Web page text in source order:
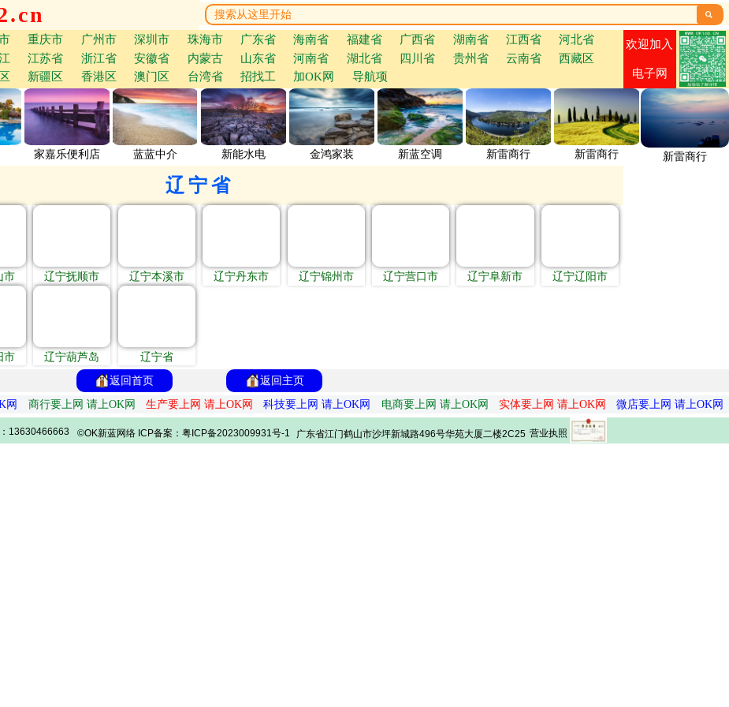

重庆市 广州市 深圳市 珠海市 广东省 海南省 福建省 广西省 湖南省 江西省
河北省
江苏省 浙江省 安徽省 内蒙古 山东省 河南省 湖北省 四川省 贵州省 云南省
西藏区
新疆区 香港区 澳门区 台湾省 招找工 加OK网 导航项
欢迎加入
电子网
家嘉乐便利店 蓝蓝中介 新能水电 金鸿家装 新蓝空调 新雷商行 新雷商行 新雷商行
辽宁省
市 辽宁抚顺市 辽宁本溪市 辽宁丹东市 辽宁锦州市 辽宁营口市 辽宁阜新市 辽宁辽阳市
市 辽宁葫芦岛
辽宁省
返回首页
返回主页
网 商行要上网 请上OK网 生产要上网 请上OK网 科技要上网 请上OK网 电商要上网 请上OK网 实体要上网 请上OK网 微店要上网 请上OK网
13630466663 ©OK新蓝网络 ICP备案：粤ICP备2023009931号-1 广东省江门鹤山市沙坪新城路496号华苑大厦二楼2C25 营业执照